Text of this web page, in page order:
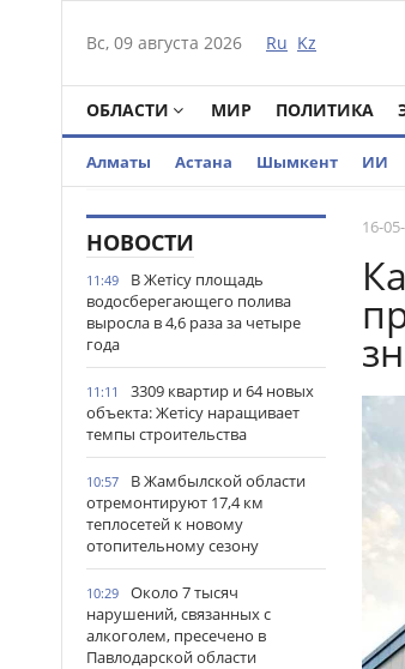
Вс, 09 августа 2026 Ru Kz
ОБЛАСТИ МИР ПОЛИТИКА
Алматы Астана Шымкент ИИ
НОВОСТИ
11:49
В Жетісу площадь
водосберегающего полива
выросла в 4,6 раза за четыре
года
11:11
3309 квартир и 64 новых
объекта: Жетісу наращивает
темпы строительства
10:57
В Жамбылской области
отремонтируют 17,4 км
теплосетей к новому
отопительному сезону
10:29
Около 7 тысяч
нарушений, связанных с
алкоголем, пресечено в
Павлодарской области
16-